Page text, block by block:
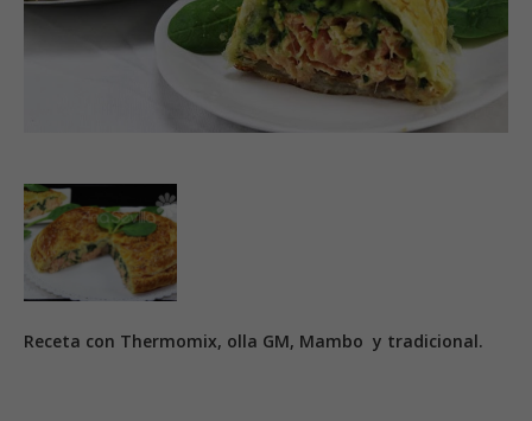
Receta con Thermomix, olla GM, Mambo y tradicional.